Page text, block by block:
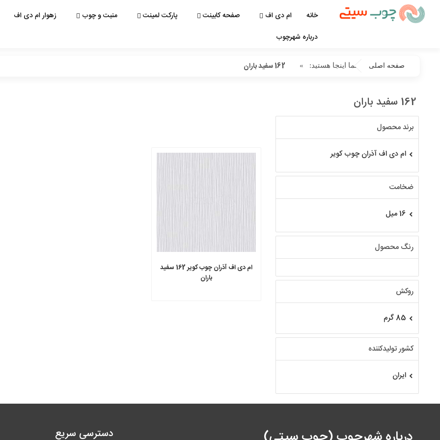
خانه ام دی اف صفحه کابینت پارکت لمینت منبت و چوب زهوار ام دی اف
درباره شهرچوب
شما اینجا هستید: صفحه اصلی » 162 سفید باران
162 سفید باران
برند محصول
ام دی اف آذران چوب کویر
ضخامت
16 میل
رنگ محصول
روکش
85 گرم
کشور تولیدکننده
ایران
ام دی اف آذران چوب کویر 162 سفید
باران
دسترسی سریع